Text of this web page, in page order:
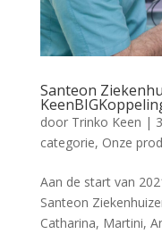
Santeon
door Trinko Keen |
categorie, Onze
Aan de start van
Santeon
Catharina, Martini,